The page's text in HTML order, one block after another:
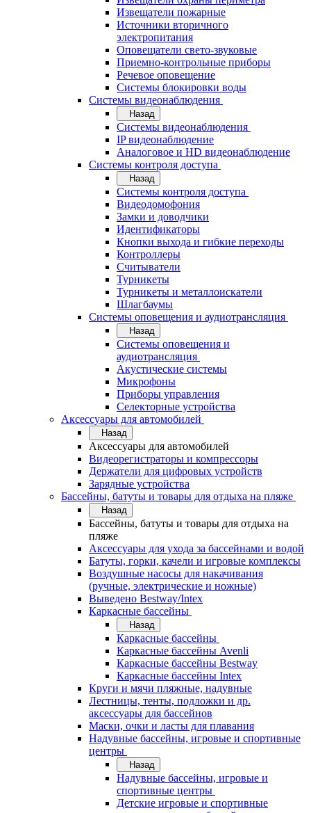
Извещатели пожарные
Источники вторичного
электропитания
Оповещатели свето-звуковые
Приемно-контрольные приборы
Речевое оповещение
Системы блокировки воды
Системы видеонаблюдения
Назад
Системы видеонаблюдения
IP видеонаблюдение
Аналоговое и HD видеонаблюдение
Системы контроля доступа
Назад
Системы контроля доступа
Видеодомофония
Замки и доводчики
Идентификаторы
Кнопки выхода и гибкие переходы
Контроллеры
Считыватели
Турникеты
Турникеты и металлоискатели
Шлагбаумы
Системы оповещения и аудиотрансляция
Назад
Системы оповещения и
аудиотрансляция
Акустические системы
Микрофоны
Приборы управления
Селекторные устройства
Аксессуары для автомобилей
Назад
Аксессуары для автомобилей
Видеорегистраторы и компрессоры
Держатели для цифровых устройств
Зарядные устройства
Бассейны, батуты и товары для отдыха на пляже
Назад
Бассейны, батуты и товары для отдыха на
пляже
Аксессуары для ухода за бассейнами и водой
Батуты, горки, качели и игровые комплексы
Воздушные насосы для накачивания
(ручные, электрические и ножные)
Выведено Bestway/Intex
Каркасные бассейны
Назад
Каркасные бассейны
Каркасные бассейны Avenli
Каркасные бассейны Bestway
Каркасные бассейны Intex
Круги и мячи пляжные, надувные
Лестницы, тенты, подложки и др.
аксессуары для бассейнов
Маски, очки и ласты для плавания
Надувные бассейны, игровые и спортивные
центры
Назад
Надувные бассейны, игровые и
спортивные центры
Детские игровые и спортивные